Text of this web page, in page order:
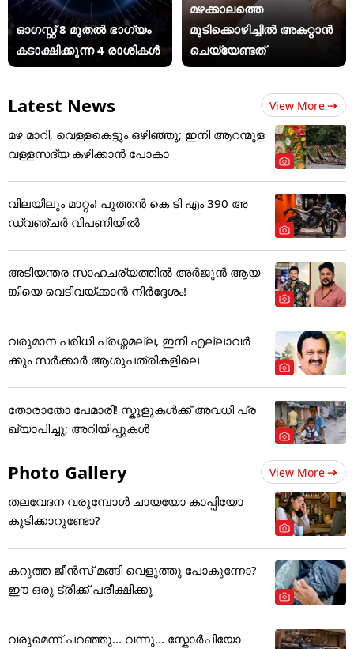
ഓഗസ്റ്റ് 8 മുതൽ ഭാഗ്യം
കടാക്ഷിക്കുന്ന 4 രാശികൾ
മഴക്കാലത്തെ
മുടിക്കൊഴിച്ചിൽ അകറ്റാൻ
ചെയ്യേണ്ടത്
Latest News View More
മഴ മാറി, വെള്ളകെട്ടും ഒഴിഞ്ഞു; ഇനി ആറന്മുള
വള്ളസദ്യ കഴിക്കാൻ പോകാ
വിലയിലും മാറ്റം! പുത്തൻ കെ ടി എം 390 അ
ഡ്വഞ്ചർ വിപണിയിൽ
അടിയന്തര സാഹചര്യത്തിൽ അർജുൻ ആയ
ങ്കിയെ വെടിവയ്ക്കാൻ നിർദ്ദേശം!
വരുമാന പരിധി പ്രശ്നമല്ല, ഇനി എല്ലാവർ
ക്കും സർക്കാർ ആശുപത്രികളിലെ
തോരാതോ പേമാരി! സ്കൂളുകൾക്ക് അവധി പ്ര
ഖ്യാപിച്ചു; അറിയിപ്പുകൾ
Photo Gallery View More
തലവേദന വരുമ്പോൾ ചായയോ കാപ്പിയോ
കുടിക്കാറുണ്ടോ?
കറുത്ത ജീൻസ് മങ്ങി വെളുത്തു പോകുന്നോ?
ഈ ഒരു ട്രിക്ക് പരീക്ഷിക്കൂ
വരുമെന്ന് പറഞ്ഞു... വന്നു... സ്കോർപിയോ